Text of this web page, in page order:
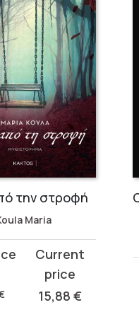
την στροφή
Maria
15,88 €